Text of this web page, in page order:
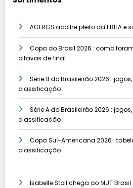
AGERGS acolhe pleito da FBHA
Copa do Brasil 2026 : como
oitavas de final
Série B do Brasileirão 2026 :
classificação
Série A do Brasileirão 2026 :
classificação
Copa Sul-Americana 2026 :
classificação
Isabelle Stoll chega ao MUT